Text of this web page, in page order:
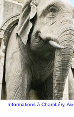
Informations à Chambéry,